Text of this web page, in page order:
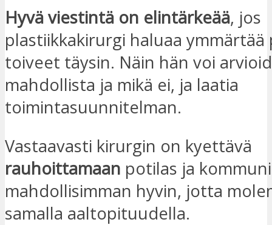
Hyvä viestintä on elintärkeää, jos
plastiikkakirurgi haluaa ymmärtää
toiveet täysin. Näin hän voi
mahdollista ja mikä ei, ja laatia
toimintasuunnitelman.
Vastaavasti kirurgin on kyettävä
rauhoittamaan potilas ja
mahdollisimman hyvin, jotta
samalla aaltopituudella.